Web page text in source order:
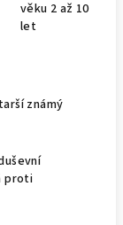
věku 2 až 10
let
známý
proti